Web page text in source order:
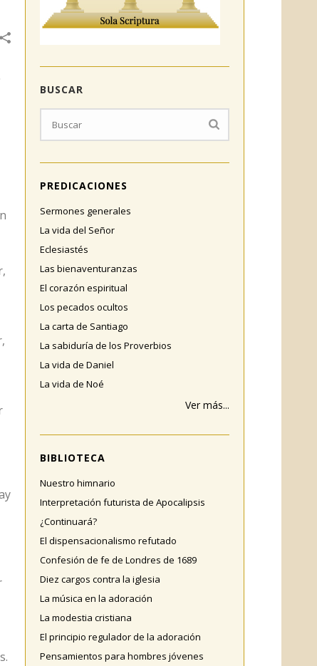
BUSCAR
PREDICACIONES
Sermones generales
La vida del Señor
Eclesiastés
Las bienaventuranzas
El corazón espiritual
Los pecados ocultos
La carta de Santiago
La sabiduría de los Proverbios
La vida de Daniel
La vida de Noé
Ver más...
BIBLIOTECA
Nuestro himnario
Interpretación futurista de Apocalipsis
¿Continuará?
El dispensacionalismo refutado
Confesión de fe de Londres de 1689
Diez cargos contra la iglesia
La música en la adoración
La modestia cristiana
El principio regulador de la adoración
Pensamientos para hombres jóvenes